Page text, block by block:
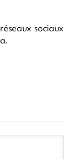
sociaux